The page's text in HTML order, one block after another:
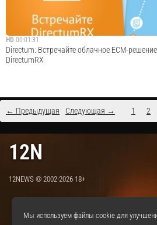
Cмотреть видео
HD 00:01:31
Directum: Встречайте облачное ECM-решение
DirectumRX
(ПО как услуга). DirectumRX – оптимальный
среднего бизнеса и отдельных подразделений
Cмотреть видео
← Предыдущая Следующая → 1 2
12N
12NEWS © 2002-2026 18+
Мы используем файлы cookie для